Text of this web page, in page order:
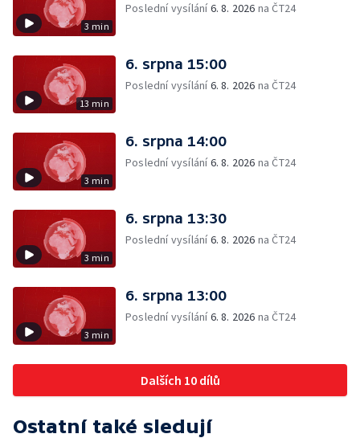
3 min
Poslední vysílání6. 8. 2026 na ČT24
13 min
6. srpna 15:00
Poslední vysílání6. 8. 2026 na ČT24
3 min
6. srpna 14:00
Poslední vysílání6. 8. 2026 na ČT24
3 min
6. srpna 13:30
Poslední vysílání6. 8. 2026 na ČT24
3 min
6. srpna 13:00
Poslední vysílání6. 8. 2026 na ČT24
Dalších 10 dílů
Ostatní také sledují